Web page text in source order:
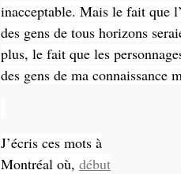
inacceptable. Mais le fait que
des gens de tous horizons
plus, le fait que les
des gens de ma connaissance
J’écris ces mots à
Montréal où, début